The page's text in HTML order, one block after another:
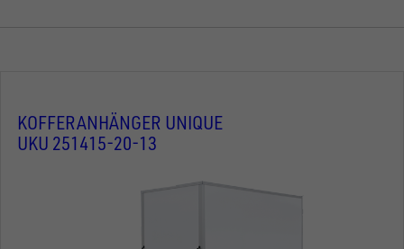
KOFFERANHÄNGER UNIQUE
UKU 251415-20-13